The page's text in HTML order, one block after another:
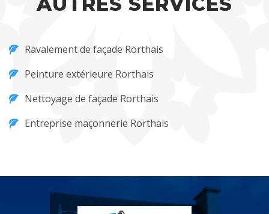
Ravalement de façade Rorthais
Peinture extérieure Rorthais
Nettoyage de façade Rorthais
Entreprise maçonnerie Rorthais